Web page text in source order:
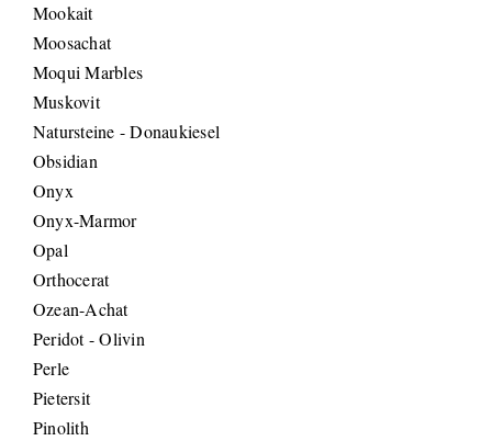
Mookait
Moosachat
Moqui Marbles
Muskovit
Natursteine - Donaukiesel
Obsidian
Onyx
Onyx-Marmor
Opal
Orthocerat
Ozean-Achat
Peridot - Olivin
Perle
Pietersit
Pinolith